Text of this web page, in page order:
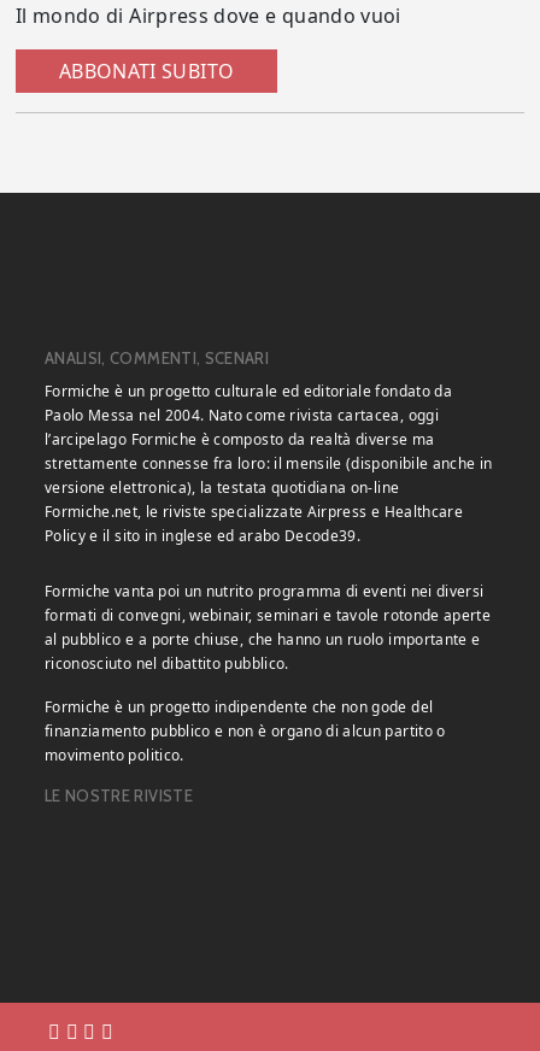
Il mondo di Airpress dove e quando vuoi
ABBONATI SUBITO
ANALISI, COMMENTI, SCENARI
Formiche è un progetto culturale ed editoriale fondato da
Paolo Messa nel 2004. Nato come rivista cartacea, oggi
l’arcipelago Formiche è composto da realtà diverse ma
strettamente connesse fra loro: il mensile (disponibile anche in
versione elettronica), la testata quotidiana on-line
Formiche.net, le riviste specializzate Airpress e Healthcare
Policy e il sito in inglese ed arabo Decode39.
Formiche vanta poi un nutrito programma di eventi nei diversi
formati di convegni, webinair, seminari e tavole rotonde aperte
al pubblico e a porte chiuse, che hanno un ruolo importante e
riconosciuto nel dibattito pubblico.
Formiche è un progetto indipendente che non gode del
finanziamento pubblico e non è organo di alcun partito o
movimento politico.
LE NOSTRE RIVISTE